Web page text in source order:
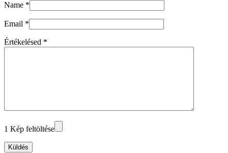
Name *
Email *
Értékelésed *
1 Kép feltöltése
Küldés